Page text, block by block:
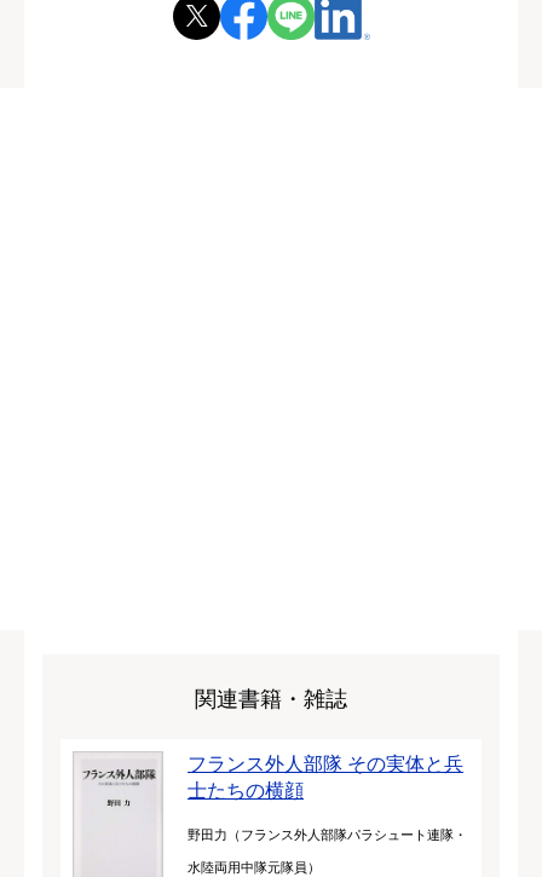
関連書籍・雑誌
フランス外人部隊 その実体と兵
士たちの横顔
野田力（フランス外人部隊パラシュート連隊・
水陸両用中隊元隊員）